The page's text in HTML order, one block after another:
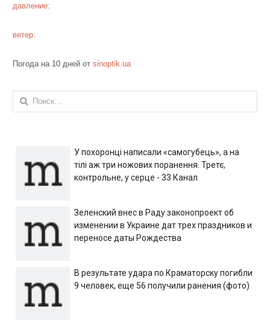
давление:
ветер:
Погода на 10 дней от sinoptik.ua
Найти:
У похоронці написали «самогубець», а на
тілі аж три ножових поранення. Третє,
контрольне, у серце - 33 Канал
Зеленский внес в Раду законопроект об
изменении в Украине дат трех праздников и
переносе даты Рождества
В результате удара по Краматорску погибли
9 человек, еще 56 получили ранения (фото)